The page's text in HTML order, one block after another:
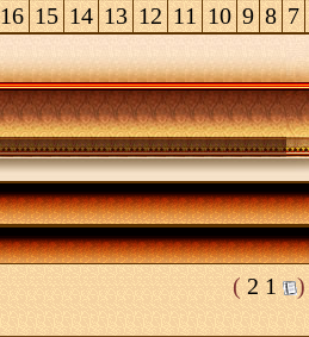
7
8
9
10
11
12
13
14
15
16
(
1
2
)